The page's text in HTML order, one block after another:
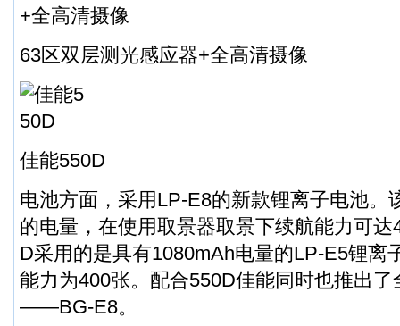
63区双层测光感应器+全高清摄像
佳能550D
电池方面，采用LP-E8的新款锂离子电池。
的电量，在使用取景器取景下续航能力可
D采用的是具有1080mAh电量的LP-E5锂离
能力为400张。配合550D佳能同时也推出
——BG-E8。